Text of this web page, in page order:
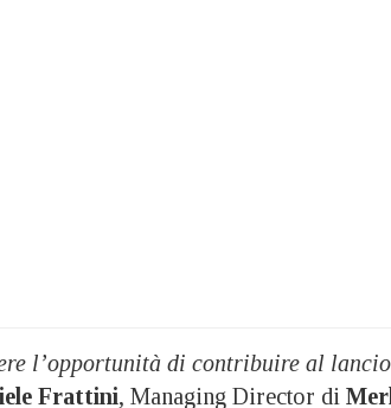
l’opportunità di contribuire al
Frattini, Managing Director di